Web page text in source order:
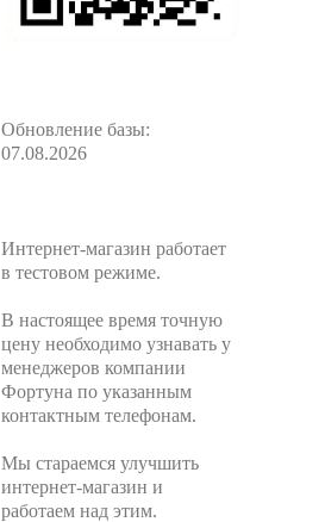
Обновление базы:
07.08.2026
Интернет-магазин работает
в тестовом режиме.
В настоящее время точную
цену необходимо узнавать у
менеджеров компании
Фортуна по указанным
контактным телефонам.
Мы стараемся улучшить
интернет-магазин и
работаем над этим.